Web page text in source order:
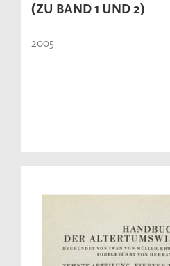
(ZU BAND 1 UND 2)
2005